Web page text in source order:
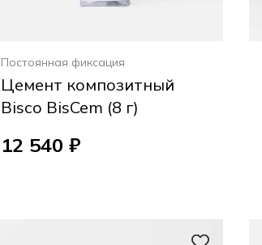
Постоянная фиксация
Цемент композитный
Bisco BisCem (8 г)
12 540 ₽